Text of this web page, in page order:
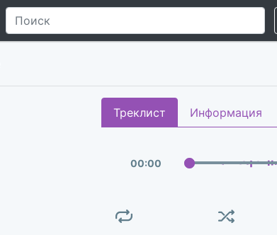
Треклист Информация
00:00